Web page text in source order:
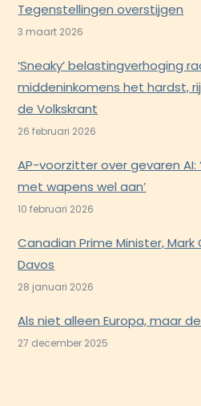
Tegenstellingen overstijgen
3 maart 2026
‘Sneaky’ belastingverhoging
middeninkomens het hardst,
de Volkskrant
26 februari 2026
AP-voorzitter over gevaren AI:
met wapens wel aan’
10 februari 2026
Canadian Prime Minister, Mark
Davos
28 januari 2026
Als niet alleen Europa, maar
27 december 2025